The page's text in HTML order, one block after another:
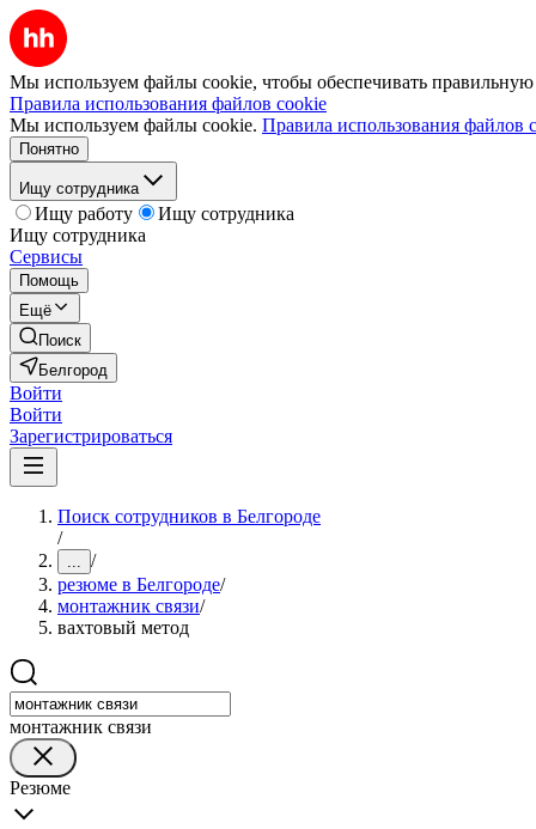
Мы используем файлы cookie, чтобы обеспечивать правильную
Правила использования файлов cookie
Мы используем файлы cookie. Правила использования файлов
Понятно
Ищу сотрудника
Ищу работу
Ищу сотрудника
Ищу сотрудника
Сервисы
Помощь
Ещё
Поиск
Белгород
Войти
Войти
Зарегистрироваться
Поиск сотрудников в Белгороде
/
... /
резюме в Белгороде/
монтажник связи/
вахтовый метод
монтажник связи
Резюме